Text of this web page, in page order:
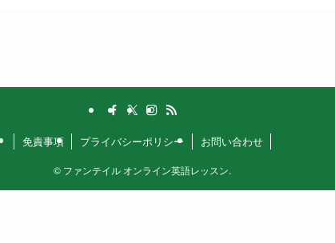
免責事項 プライバシーポリシー お問い合わせ
© ファンテイル オンライン英語レッスン.